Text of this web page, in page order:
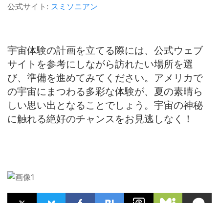
公式サイト: スミソニアン
宇宙体験の計画を立てる際には、公式ウェブ
サイトを参考にしながら訪れたい場所を選
び、準備を進めてみてください。アメリカで
の宇宙にまつわる多彩な体験が、夏の素晴ら
しい思い出となることでしょう。宇宙の神秘
に触れる絶好のチャンスをお見逃しなく！